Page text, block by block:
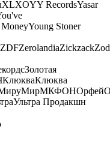
XLXOYY RecordsYasar
Young Stoner
ZDFZerolandiaZickzack
Золотая
КлюкваКлюква
МКФОНОрфей
Ультра Продакшн